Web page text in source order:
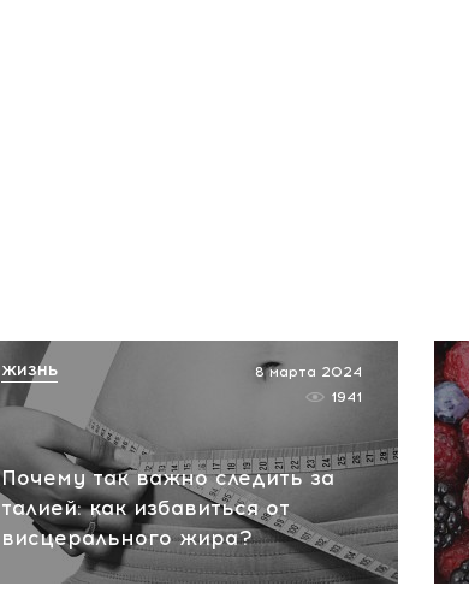
Почему так важно следить за
талией: как избавиться от
висцерального жира?
8 марта 2024
1941
ЖИЗНЬ